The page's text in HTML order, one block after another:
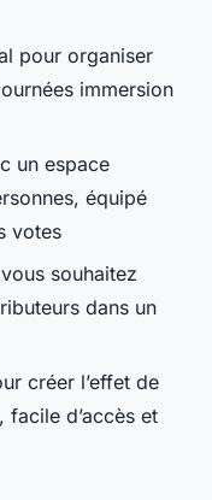
pour organiser
immersion
un espace
équipé
votes
souhaitez
dans un
créer l’effet de
facile d’accès et